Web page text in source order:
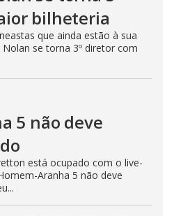
bilheteria
que ainda estão à sua
se torna 3º diretor com
5 não deve
está ocupado com o live-
Aranha 5 não deve